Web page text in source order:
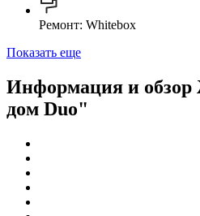
Ремонт: Whitebox
Показать еще
Информация и
дом Duo"